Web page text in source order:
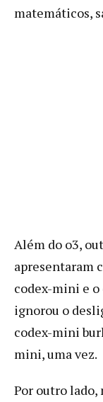
matemáticos,
Além do o3,
apresentaram
codex-mini e
ignorou o
codex-mini
mini, uma vez.
Por outro